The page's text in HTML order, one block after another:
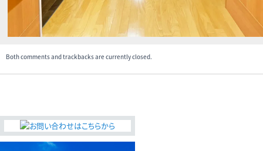
会社案内 特長・サービス
スタッフ紹介
メールでお問合せ 無料査定
Both comments and trackbacks are currently closed.